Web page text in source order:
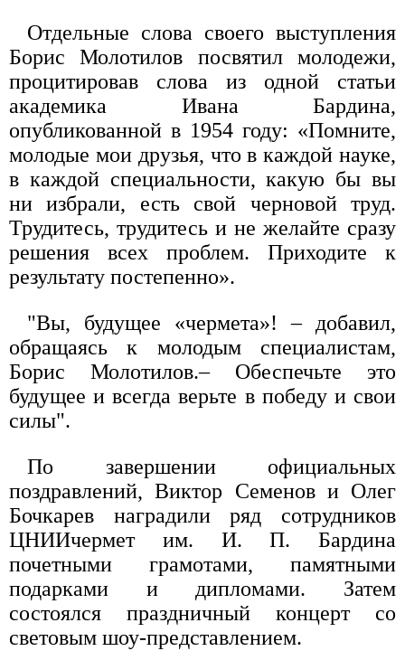
Отдельные слова своего выступления
Борис Молотилов посвятил молодежи,
процитировав слова из одной статьи
академика Ивана Бардина,
опубликованной в 1954 году: «Помните,
молодые мои друзья, что в каждой науке,
в каждой специальности, какую бы вы
ни избрали, есть свой черновой труд.
Трудитесь, трудитесь и не желайте сразу
решения всех проблем. Приходите к
результату постепенно».
"Вы, будущее «чермета»! – добавил,
обращаясь к молодым специалистам,
Борис Молотилов.– Обеспечьте это
будущее и всегда верьте в победу и свои
силы".
По завершении официальных
поздравлений, Виктор Семенов и Олег
Бочкарев наградили ряд сотрудников
ЦНИИчермет им. И. П. Бардина
почетными грамотами, памятными
подарками и дипломами. Затем
состоялся праздничный концерт со
световым шоу-представлением.